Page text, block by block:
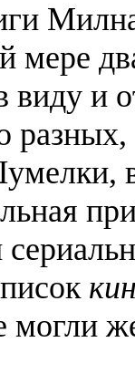
мере
и
,
могли